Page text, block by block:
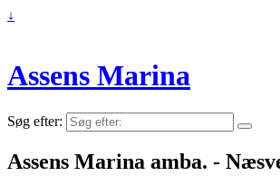
↓
Assens Marina
Søg efter:
Assens Marina amba. -